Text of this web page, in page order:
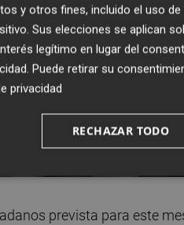
prevista para este
y otros fines, incluido el uso
Sus elecciones se aplican
legítimo en lugar del
. Puede retirar su
privacidad
RECHAZAR TODO